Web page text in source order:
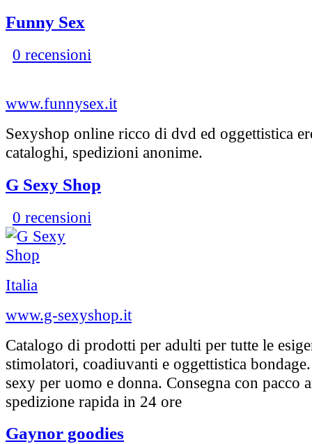
Funny Sex
0 recensioni
www.funnysex.it
Sexyshop online ricco di dvd ed oggettistica
cataloghi, spedizioni anonime.
G Sexy Shop
0 recensioni
Italia
www.g-sexyshop.it
Catalogo di prodotti per adulti per tutte le
stimolatori, coadiuvanti e oggettistica
sexy per uomo e donna. Consegna con pacco
spedizione rapida in 24 ore
Gaynor goodies